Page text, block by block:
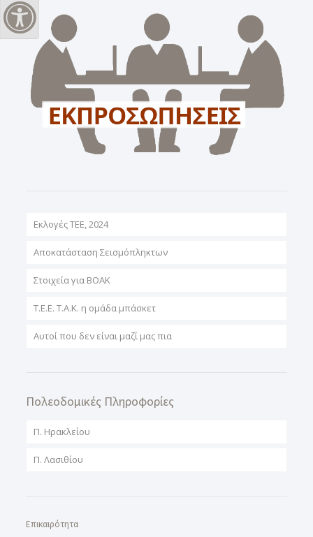
Εναλλαγή Υψηλής Αντίθεσης
Εκλογές ΤΕΕ, 2024
Αποκατάσταση Σεισμόπληκτων
Στοιχεία για ΒΟΑΚ
T.E.E. T.A.K. η ομάδα μπάσκετ
Αυτοί που δεν είναι μαζί μας πια
Πολεοδομικές Πληροφορίες
Π. Ηρακλείου
Π. Λασιθίου
Επικαιρότητα